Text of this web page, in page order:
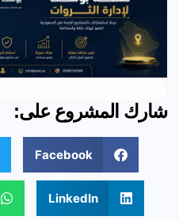
شارك المشروع على:
Facebook
LinkedIn